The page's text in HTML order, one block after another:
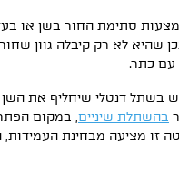
סתימת החור בשן או
לא רק קיבלה גוון
עם כתר.
בשתל דנטלי שיחליף את
בהשתלת שיניים, במקום
זו מציעה מבחינת